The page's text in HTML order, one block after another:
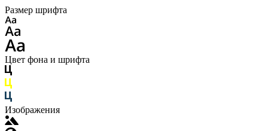
Размер шрифта
Цвет фона и шрифта
Изображения